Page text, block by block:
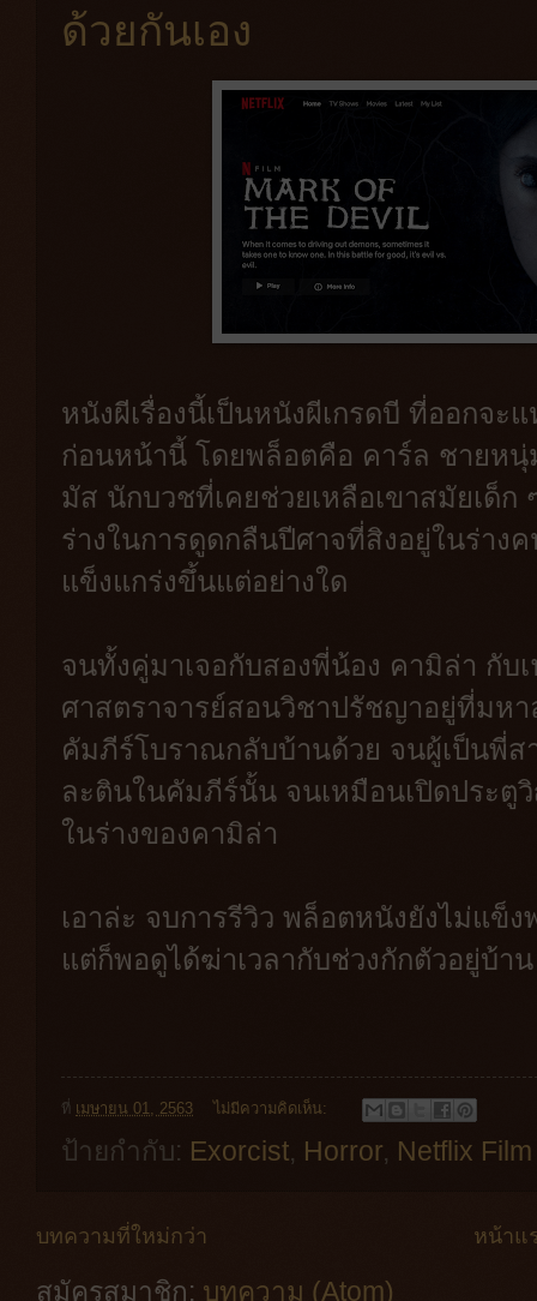
ด้วยกันเอง
หนังผีเรื่องนี้เป็นหนังผีเกรดบี ที่ออกจะ
ก่อนหน้านี้ โดยพล็อตคือ คาร์ล ชายห
มัส นักบวชที่เคยช่วยเหลือเขาสมัยเด็
ร่างในการดูดกลืนปีศาจที่สิงอยู่ในร่าง
แข็งแกร่งขึ้นแต่อย่างใด
จนทั้งคู่มาเจอกับสองพี่น้อง คามิล่า กับ
ศาสตราจารย์สอนวิชาปรัชญาอยู่ที่มห
คัมภีร์โบราณกลับบ้านด้วย จนผู้เป็นพี่ส
ละตินในคัมภีร์นั้น จนเหมือนเปิดประ
ในร่างของคามิล่า
เอาล่ะ จบการรีวิว พล็อตหนังยังไม่แข็
แต่ก็พอดูได้ฆ่าเวลากับช่วงกักตัวอยู่บ้าน
ที่ เมษายน 01, 2563 ไม่มีความคิดเห็น:
ป้ายกำกับ: Exorcist, Horror, Netflix Film
บทความที่ใหม่กว่า หน้าแ
สมัครสมาชิก: บทความ (Atom)